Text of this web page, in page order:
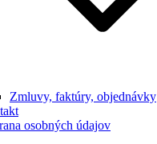
Zmluvy, faktúry, objednávky
osobných údajov